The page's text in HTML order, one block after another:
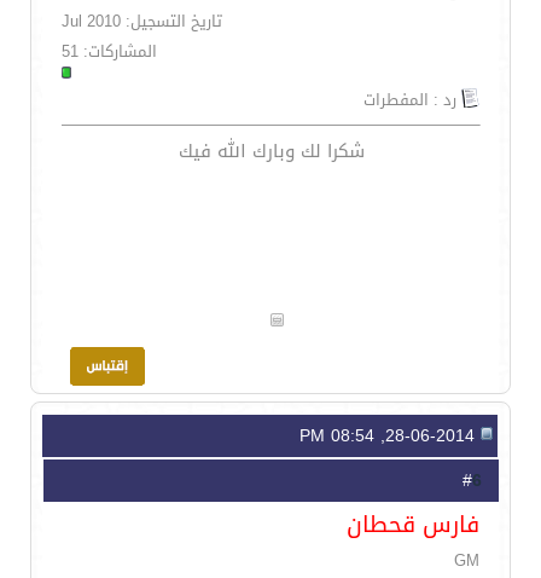
تاريخ التسجيل: Jul 2010
المشاركات: 51
رد : المفطرات
شكرا لك وبارك الله فيك
6
فارس قحطان
GM